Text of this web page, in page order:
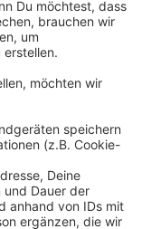
unter
startet mit
Wir
zweiten Platz
Xabi
Granit